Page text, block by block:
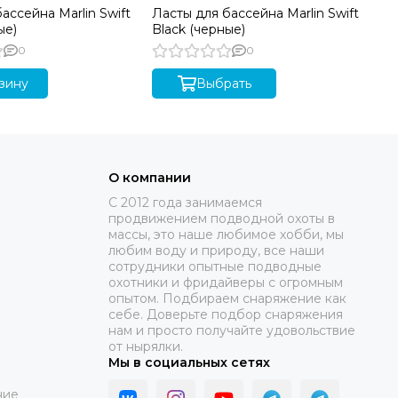
Marlin Swift
0
Ласты для бассейна Marlin Swift
Black (черные)
0
Выбрать
О компании
C 2012 года занимаемся
продвижением подводной охоты в
массы, это наше любимое хобби, мы
любим воду и природу, все наши
сотрудники опытные подводные
охотники и фридайверы с огромным
опытом. Подбираем снаряжение как
себе. Доверьте подбор снаряжения
нам и просто получайте удовольствие
от нырялки.
Мы в социальных сетях